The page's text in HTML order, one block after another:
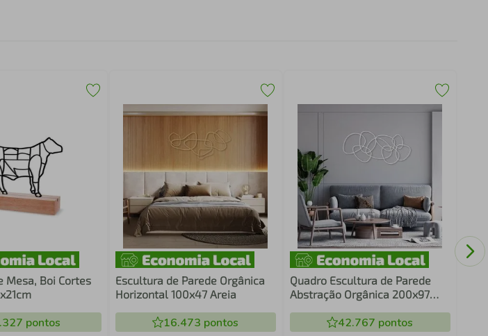
Mesa, Boi Cortes
pontos
Escultura de Parede Orgânica
Horizontal 100x47 Areia
16.473 pontos
Quadro Escultura de Parede
Abstração Orgânica 200x97
42.767 pontos